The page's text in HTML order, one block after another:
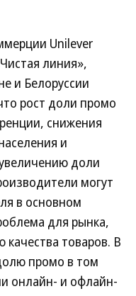
Unilever
линия»,
и Белоруссии
рост доли промо
снижения
и
доли
могут
в основном
для рынка,
товаров. В
промо в том
онлайн- и офлайн-